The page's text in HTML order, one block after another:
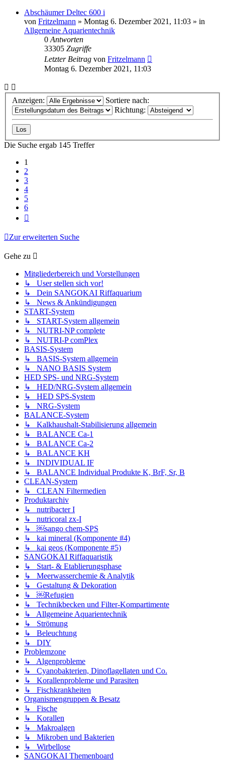
Abschäumer Deltec 600 i
von Fritzelmann » Montag 6. Dezember 2021, 11:03 » in
Allgemeine Aquarientechnik
0 Antworten
33305 Zugriffe
Letzter Beitrag von Fritzelmann
Montag 6. Dezember 2021, 11:03
Anzeigen:
Sortiere nach:
Richtung:
Die Suche ergab 145 Treffer
1
2
3
4
5
6
Zur erweiterten Suche
Gehe zu
Mitgliederbereich und Vorstellungen
↳ User stellen sich vor!
↳ Dein SANGOKAI Riffaquarium
↳ News & Ankündigungen
START-System
↳ START-System allgemein
↳ NUTRI-NP complete
↳ NUTRI-P comPlex
BASIS-System
↳ BASIS-System allgemein
↳ NANO BASIS System
HED SPS- und NRG-System
↳ HED/NRG-System allgemein
↳ HED SPS-System
↳ NRG-System
BALANCE-System
↳ Kalkhaushalt-Stabilisierung allgemein
↳ BALANCE Ca-1
↳ BALANCE Ca-2
↳ BALANCE KH
↳ INDIVIDUAL IF
↳ BALANCE Individual Produkte K, BrF, Sr, B
CLEAN-System
↳ CLEAN Filtermedien
Produktarchiv
↳ nutribacter I
↳ nutricoral zx-I
↳ ￼sango chem-SPS
↳ kai mineral (Komponente #4)
↳ kai geos (Komponente #5)
SANGOKAI Riffaquaristik
↳ Start- & Etablierungsphase
↳ Meerwasserchemie & Analytik
↳ Gestaltung & Dekoration
↳ ￼Refugien
↳ Technikbecken und Filter-Kompartimente
↳ Allgemeine Aquarientechnik
↳ Strömung
↳ Beleuchtung
↳ DIY
Problemzone
↳ Algenprobleme
↳ Cyanobakterien, Dinoflagellaten und Co.
↳ Korallenprobleme und Parasiten
↳ Fischkrankheiten
Organismengruppen & Besatz
↳ Fische
↳ Korallen
↳ Makroalgen
↳ Mikroben und Bakterien
↳ Wirbellose
SANGOKAI Themenboard